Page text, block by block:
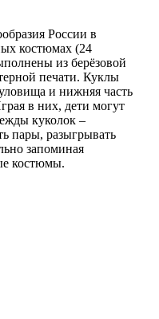
России в
костюмах (24
из берёзовой
печати. Куклы
и нижняя часть
в них, дети могут
куколок –
пары, разыгрывать
запоминая
костюмы.